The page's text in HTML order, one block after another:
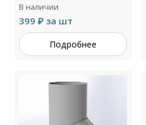
В наличии
399 ₽ за шт
Подробнее